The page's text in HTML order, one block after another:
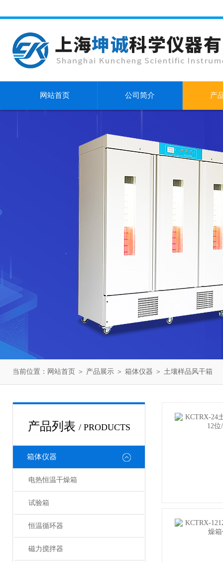
网站首页 公司简介 产
当前位置： 网站首页 ＞ 产品展示 ＞ 箱体仪器 ＞ 土壤样品风干箱
产品列表 / PRODUCTS
箱体仪器
电热恒温干燥箱
试验箱
恒温循环器
磁力搅拌器